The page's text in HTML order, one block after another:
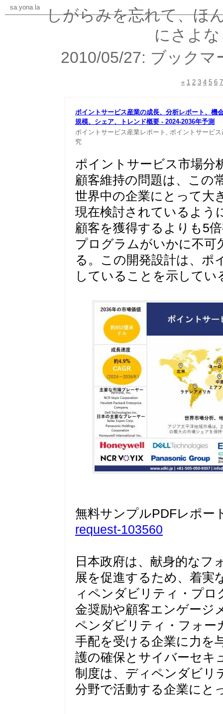
sa.yona.la
しがらみを忘れて、ほ
にさよ
2010/05/27: ブック
« 1 2 3 4 5 6 7
ポイントサービス産業の成長、分析レポート、機
規模、シェア、トレンド概要 - 2024-2036年予測
ポイントサービス産業レポート, ポイントサービ
究
ポイントサービス市場分
顧客維持の問題は、この
世界中の企業にとって大
現在検討されているよう
顧客を獲得するよりも5
プログラムがいかに不可
る。この開発設計は、ポ
していることを示してい
無料サンプルPDFレポー
request-103560
日本政府は、献身的なフ
展を促進するため、着実
ィペンダビリティ・プ
金奨励や顧客エンゲージ
ペンダビリティ・フォー
手配を受ける企業に力を
護の確保とサイバーセキ
制度は、ディペンダビリ
分野で活動する企業にと